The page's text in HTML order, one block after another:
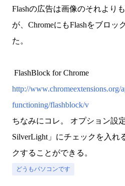
Flashの広告は画像のそれより
が、ChromeにもFlashをブロッ
た。
FlashBlock for Chrome
http://www.chromeextensions.org/
functioning/flashblock/v
ちなみにコレ。 オプション設
SilverLight」にチェックを入れ
クすることができる。
どうもパソコンです